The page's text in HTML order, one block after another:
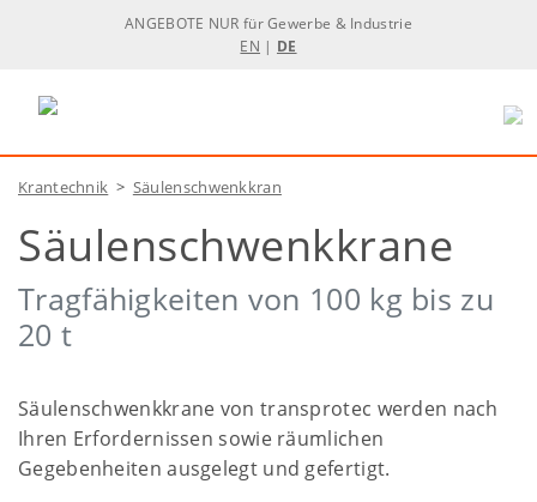
ANGEBOTE NUR für Gewerbe & Industrie
EN | DE
Krantechnik > Säulenschwenkkran
Säulenschwenkkrane
Tragfähigkeiten von 100 kg bis zu
20 t
Säulenschwenkkrane von transprotec werden nach
Ihren Erfordernissen sowie räumlichen
Gegebenheiten ausgelegt und gefertigt.